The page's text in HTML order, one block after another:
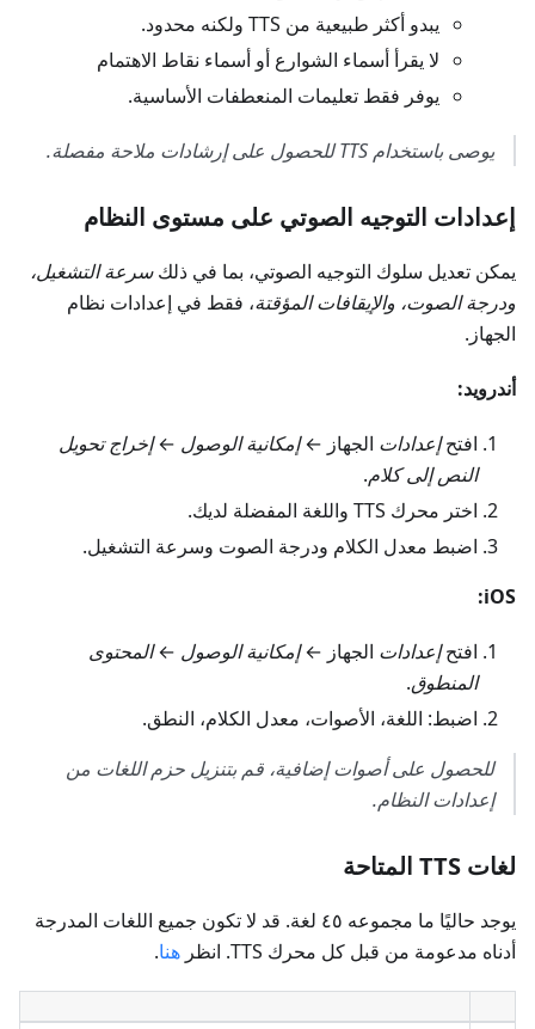
يبدو أكثر طبيعية من TTS ولكنه محدود.
لا يقرأ أسماء الشوارع أو أسماء نقاط الاهتمام
يوفر فقط تعليمات المنعطفات الأساسية.
يوصى باستخدام TTS للحصول على إرشادات ملاحة مفصلة.
إعدادات التوجيه الصوتي على مستوى النظام
يمكن تعديل سلوك التوجيه الصوتي، بما في ذلكسرعة التشغيل،
ودرجة الصوت، والإيقافات المؤقتة، فقط في إعدادات نظام
الجهاز.
أندرويد:
افتحإعدادات الجهاز ←إمكانية الوصول ←إخراج تحويل
النص إلى كلام.
اختر محرك TTS واللغة المفضلة لديك.
اضبط معدل الكلام ودرجة الصوت وسرعة التشغيل.
iOS:
افتحإعدادات الجهاز ←إمكانية الوصول ←المحتوى
المنطوق.
اضبط: اللغة، الأصوات، معدل الكلام، النطق.
للحصول على أصوات إضافية، قم بتنزيل حزم اللغات من
إعدادات النظام.
لغات TTS المتاحة
يوجد حاليًا ما مجموعه ٤٥ لغة. قد لا تكون جميع اللغات المدرجة
أدناه مدعومة من قبل كل محرك TTS. انظر
هنا.